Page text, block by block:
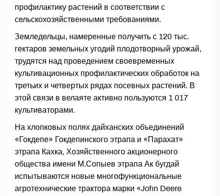
профилактику растений в соответствии с
сельскохозяйственными требованиями.
Земледельцы, намеренные получить с 120 тыс.
гектаров земельных угодий плодотворный урожай,
трудятся над проведением своевременных
культивационных профилактических обработок на
третьих и четвертых рядах посевных растений. В
этой связи в велаяте активно пользуются 1 017
культиваторами.
На хлопковых полях дайханских объединений
«Гокдепе» Гокдепинского этрапа и «Парахат»
этрапа Кахка, Хозяйственного акционерного
общества имени М.Сопыев этрапа Ак бугдай
испытываются новые многофункциональные
агротехнические трактора марки «John Deere